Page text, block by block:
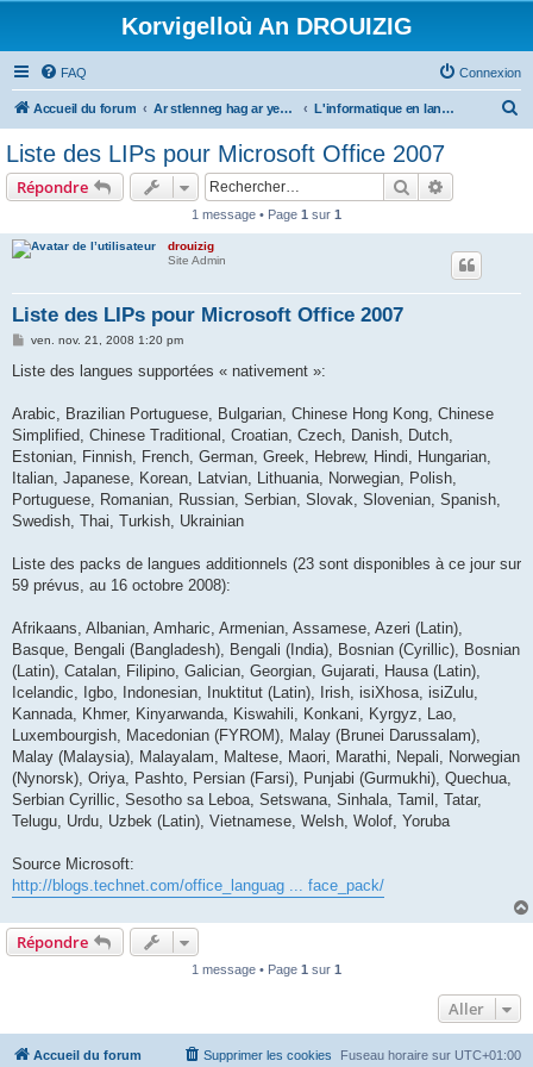
Korvigelloù An DROUIZIG
FAQ Connexion
Accueil du forum Ar stlenneg hag ar yezhoù bihan er bed a-bezh L'informatique en langues régionales et minoritaires
Liste des LIPs pour Microsoft Office 2007
Répondre Rechercher
1 message • Page 1 sur 1
drouizig
Site Admin
Liste des LIPs pour Microsoft Office 2007
M
s
g
ven. nov. 21, 2008 1:20 pm
Liste des langues supportées « nativement »:
Arabic, Brazilian Portuguese, Bulgarian, Chinese Hong Kong, Chinese
Simplified, Chinese Traditional, Croatian, Czech, Danish, Dutch,
Estonian, Finnish, French, German, Greek, Hebrew, Hindi, Hungarian,
Italian, Japanese, Korean, Latvian, Lithuania, Norwegian, Polish,
Portuguese, Romanian, Russian, Serbian, Slovak, Slovenian, Spanish,
Swedish, Thai, Turkish, Ukrainian
Liste des packs de langues additionnels (23 sont disponibles à ce jour sur
59 prévus, au 16 octobre 2008):
Afrikaans, Albanian, Amharic, Armenian, Assamese, Azeri (Latin),
Basque, Bengali (Bangladesh), Bengali (India), Bosnian (Cyrillic), Bosnian
(Latin), Catalan, Filipino, Galician, Georgian, Gujarati, Hausa (Latin),
Icelandic, Igbo, Indonesian, Inuktitut (Latin), Irish, isiXhosa, isiZulu,
Kannada, Khmer, Kinyarwanda, Kiswahili, Konkani, Kyrgyz, Lao,
Luxembourgish, Macedonian (FYROM), Malay (Brunei Darussalam),
Malay (Malaysia), Malayalam, Maltese, Maori, Marathi, Nepali, Norwegian
(Nynorsk), Oriya, Pashto, Persian (Farsi), Punjabi (Gurmukhi), Quechua,
Serbian Cyrillic, Sesotho sa Leboa, Setswana, Sinhala, Tamil, Tatar,
Telugu, Urdu, Uzbek (Latin), Vietnamese, Welsh, Wolof, Yoruba
Source Microsoft:
http://blogs.technet.com/office_languag ... face_pack/
Répondre
1 message • Page 1 sur 1
Aller
Accueil du forum Fuseau horaire sur UTC+01:00
Supprimer les cookies